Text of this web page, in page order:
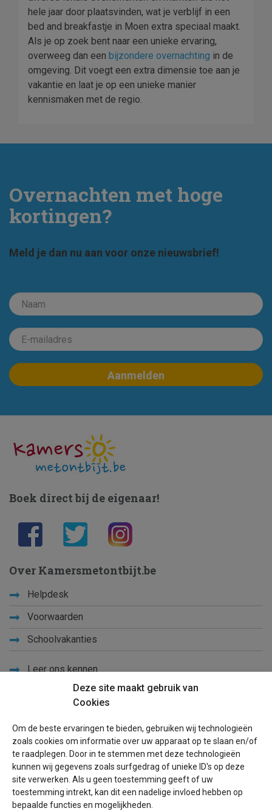
hele jaar door plaatsvinden, wat je verblijf in een
bed and breakfastje in Moen extra speciaal maakt.
Als je op zoek bent naar een unieke ervaring,
overweeg dan een bijzondere overnachting in de
omgeving. Dit voegt een extra dimensie toe aan je
vakantie en laat je op een unieke manier
kennismaken met de regio.
Overnachten met hoge
kortingen?
Meld je dan nu aan voor onze nieuwsbrief!
Deze site maakt gebruik van
Cookies
Om de beste ervaringen te bieden, gebruiken wij technologieën
zoals cookies om informatie over uw apparaat op te slaan en/of
te raadplegen. Door in te stemmen met deze technologieën
kunnen wij gegevens zoals surfgedrag of unieke ID's op deze
site verwerken. Als u geen toestemming geeft of uw
toestemming intrekt, kan dit een nadelige invloed hebben op
bepaalde functies en mogelijkheden.
Boek direct bij de eigenaar!
Over Kamersmetontbijt.be
Helpdesk
Voorwaarden
Schoolvakanties
Leer ons kennen
Sitemap
Blog
Voor eigenaren